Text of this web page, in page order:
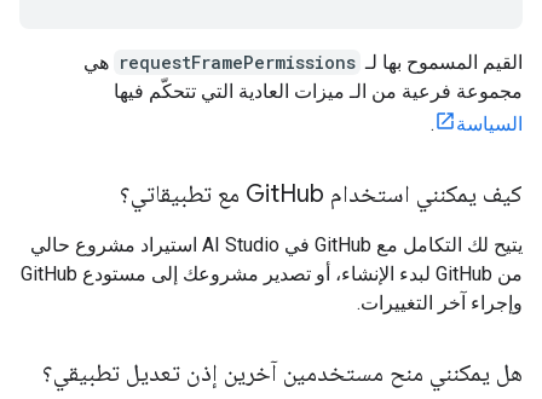
القيم المسموح بها لـ requestFramePermissions هي
مجموعة فرعية من الـ ميزات العادية التي تتحكّم فيها
السياسة
.
كيف يمكنني استخدام Git Hub مع تطبيقاتي؟
يتيح لك التكامل مع GitHub في AI Studio استيراد مشروع حالي
من GitHub لبدء الإنشاء، أو تصدير مشروعك إلى مستودع GitHub
وإجراء آخر التغييرات.
هل يمكنني منح مستخدمين آخرين إذن تعديل تطبيقي؟